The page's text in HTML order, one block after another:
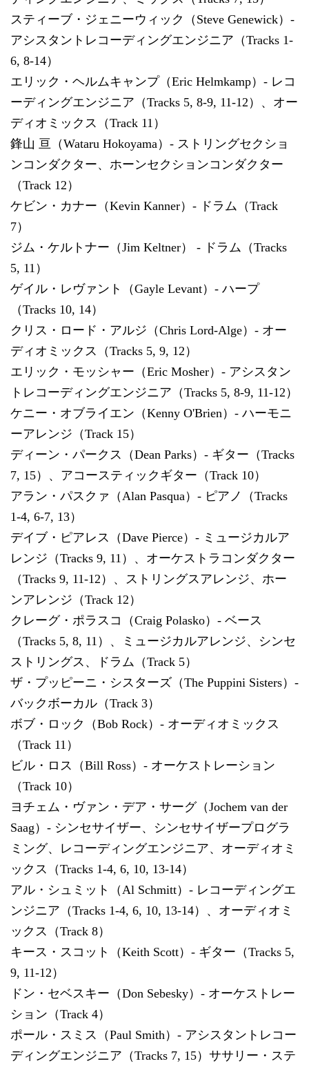
スティーブ・ジェニーウィック（Steve Genewick）-
アシスタントレコーディングエンジニア（Tracks 1-
6, 8-14）
エリック・ヘルムキャンプ（Eric Helmkamp）- レコ
ーディングエンジニア（Tracks 5, 8-9, 11-12）、オー
ディオミックス（Track 11）
鋒山 亘（Wataru Hokoyama）- ストリングセクショ
ンコンダクター、ホーンセクションコンダクター
（Track 12）
ケビン・カナー（Kevin Kanner）- ドラム（Track
7）
ジム・ケルトナー（Jim Keltner） - ドラム（Tracks
5, 11）
ゲイル・レヴァント（Gayle Levant）- ハープ
（Tracks 10, 14）
クリス・ロード・アルジ（Chris Lord-Alge）- オー
ディオミックス（Tracks 5, 9, 12）
エリック・モッシャー（Eric Mosher）- アシスタン
トレコーディングエンジニア（Tracks 5, 8-9, 11-12）
ケニー・オブライエン（Kenny O'Brien）- ハーモニ
ーアレンジ（Track 15）
ディーン・パークス（Dean Parks）- ギター（Tracks
7, 15）、アコースティックギター（Track 10）
アラン・パスクァ（Alan Pasqua）- ピアノ（Tracks
1-4, 6-7, 13）
デイブ・ピアレス（Dave Pierce）- ミュージカルア
レンジ（Tracks 9, 11）、オーケストラコンダクター
（Tracks 9, 11-12）、ストリングスアレンジ、ホー
ンアレンジ（Track 12）
クレーグ・ポラスコ（Craig Polasko）- ベース
（Tracks 5, 8, 11）、ミュージカルアレンジ、シンセ
ストリングス、ドラム（Track 5）
ザ・プッピーニ・シスターズ（The Puppini Sisters）-
バックボーカル（Track 3）
ボブ・ロック（Bob Rock）- オーディオミックス
（Track 11）
ビル・ロス（Bill Ross）- オーケストレーション
（Track 10）
ヨチェム・ヴァン・デア・サーグ（Jochem van der
Saag）- シンセサイザー、シンセサイザープログラ
ミング、レコーディングエンジニア、オーディオミ
ックス（Tracks 1-4, 6, 10, 13-14）
アル・シュミット（Al Schmitt）- レコーディングエ
ンジニア（Tracks 1-4, 6, 10, 13-14）、オーディオミ
ックス（Track 8）
キース・スコット（Keith Scott）- ギター（Tracks 5,
9, 11-12）
ドン・セベスキー（Don Sebesky）- オーケストレー
ション（Track 4）
ポール・スミス（Paul Smith）- アシスタントレコー
ディングエンジニア（Tracks 7, 15）ササリー・ステ